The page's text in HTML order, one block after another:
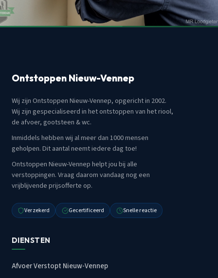
Ontstoppen Nieuw-Vennep
Wij zijn Ontstoppen Nieuw-Vennep, opgericht in 2002.
Wij zijn gespecialiseerd in het ontstoppen van het riool,
de afvoer, gootsteen & wc.
Inmiddels hebben wij al meer dan 1000 mensen
geholpen. Dit aantal neemt iedere dag toe!
Ontstoppen Nieuw-Vennep helpt jou bij alle
verstoppingen. Vraag daarom vandaag nog een
vrijblijvende prijsofferte op.
Verzekerd Gecertificeerd Snelle reactie
DIENSTEN
Afvoer Verstopt Nieuw-Vennep